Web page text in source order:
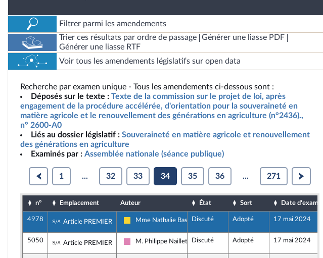
Filtrer parmi les amendements
Trier ces résultats par ordre de passage
Générer une liasse PDF
Générer une liasse RTF
Voir tous les amendements législatifs sur open data
Recherche par examen unique - Tous les amendements ci-dessous sont :
Déposés sur le texte : Texte de la commission sur le projet de loi, après
engagement de la procédure accélérée, d'orientation pour la souveraineté en
matière agricole et le renouvellement des générations en agriculture (n°2436).,
n° 2600-A0
Liés au dossier législatif : Souveraineté en matière agricole et renouvellement
des générations en agriculture
Examinés par : Assemblée nationale (séance publique)
1 ... 32 33 34 35 36 ... 271
n° Emplacement Auteur État Sort Date d'examen
4978 Sous-amendement de l'amendement n°3952
Article PREMIER Libertés, Indépendants, Outre-mer et Territoires
Mme Nathalie BassireDiscuté Adopté 17 mai 2024
5050 Sous-amendement de l'amendement n°3952
Article PREMIER Socialistes et apparentés
M. Philippe Naillet Discuté Adopté 17 mai 2024